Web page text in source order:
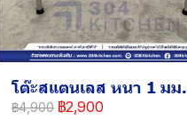
โต๊ะสแตนเลส หนา 1 มม.
฿4,900 ฿2,900